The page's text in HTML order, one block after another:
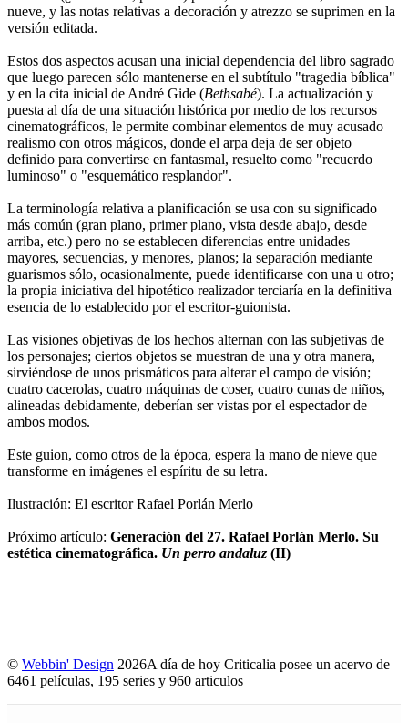
nueve, y las notas relativas a decoración y atrezzo se suprimen en la
versión editada.
Estos dos aspectos acusan una inicial dependencia del libro sagrado
que luego parecen sólo mantenerse en el subtítulo "tragedia bíblica"
y en la cita inicial de André Gide (Bethsabé). La actualización y
puesta al día de una situación histórica por medio de los recursos
cinematográficos, le permite combinar elementos de muy acusado
realismo con otros mágicos, donde el arpa deja de ser objeto
definido para convertirse en fantasmal, resuelto como "recuerdo
luminoso" o "esquemático resplandor".
La terminología relativa a planificación se usa con su significado
más común (gran plano, primer plano, vista desde abajo, desde
arriba, etc.) pero no se establecen diferencias entre unidades
mayores, secuencias, y menores, planos; la separación mediante
guarismos sólo, ocasionalmente, puede identificarse con una u otro;
la propia iniciativa del hipotético realizador terciaría en la definitiva
esencia de lo establecido por el escritor-guionista.
Las visiones objetivas de los hechos alternan con las subjetivas de
los personajes; ciertos objetos se muestran de una y otra manera,
sirviéndose de unos prismáticos para alterar el campo de visión;
cuatro cacerolas, cuatro máquinas de coser, cuatro cunas de niños,
alineadas debidamente, deberían ser vistas por el espectador de
ambos modos.
Este guion, como otros de la época, espera la mano de nieve que
transforme en imágenes el espíritu de su letra.
Ilustración: El escritor Rafael Porlán Merlo
Próximo artículo: Generación del 27. Rafael Porlán Merlo. Su
estética cinematográfica. Un perro andaluz (II)
© Webbin' Design 2026A día de hoy Criticalia posee un acervo de
6461 películas, 195 series y 960 articulos